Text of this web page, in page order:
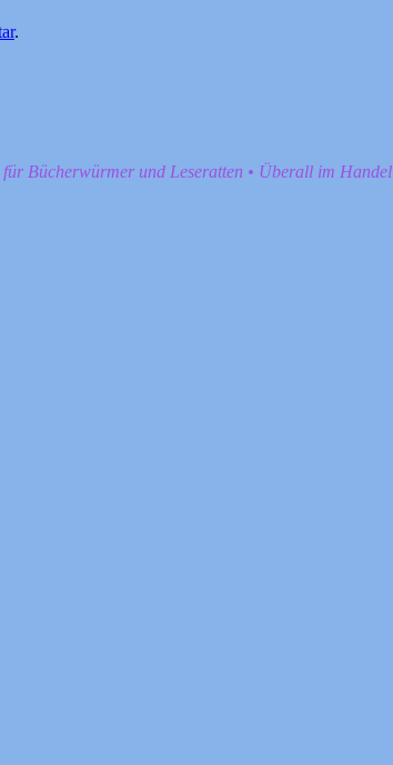
.
Bücherwürmer und Leseratten • Überall im Handel